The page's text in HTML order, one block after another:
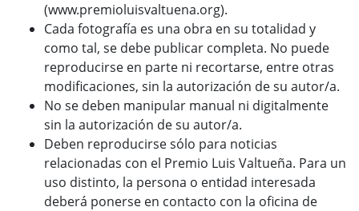
(www.premioluisvaltuena.org).
Cada fotografía es una obra en su totalidad y
como tal, se debe publicar completa. No puede
reproducirse en parte ni recortarse, entre otras
modificaciones, sin la autorización de su autor/a.
No se deben manipular manual ni digitalmente
sin la autorización de su autor/a.
Deben reproducirse sólo para noticias
relacionadas con el Premio Luis Valtueña. Para un
uso distinto, la persona o entidad interesada
deberá ponerse en contacto con la oficina de